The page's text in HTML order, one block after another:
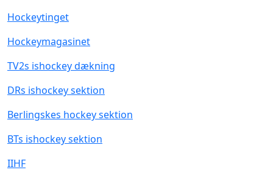
Hockeytinget
Hockeymagasinet
TV2s ishockey dækning
DRs ishockey sektion
Berlingskes hockey sektion
BTs ishockey sektion
IIHF